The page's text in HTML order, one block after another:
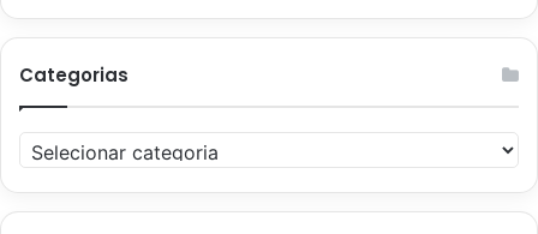
Categorias
Categorias